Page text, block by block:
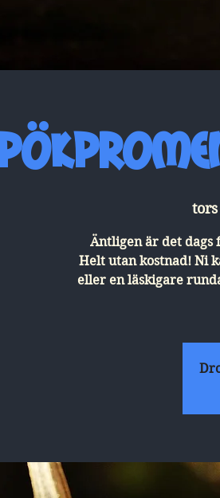
Äntligen är det dags
Helt utan kostnad! Ni
eller en läskigare